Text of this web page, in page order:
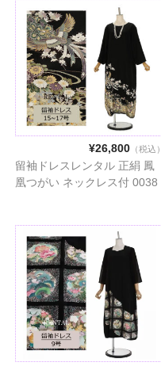
¥26,800（税込）
留袖ドレスレンタル 正絹 鳳
凰つがい ネックレス付 0038